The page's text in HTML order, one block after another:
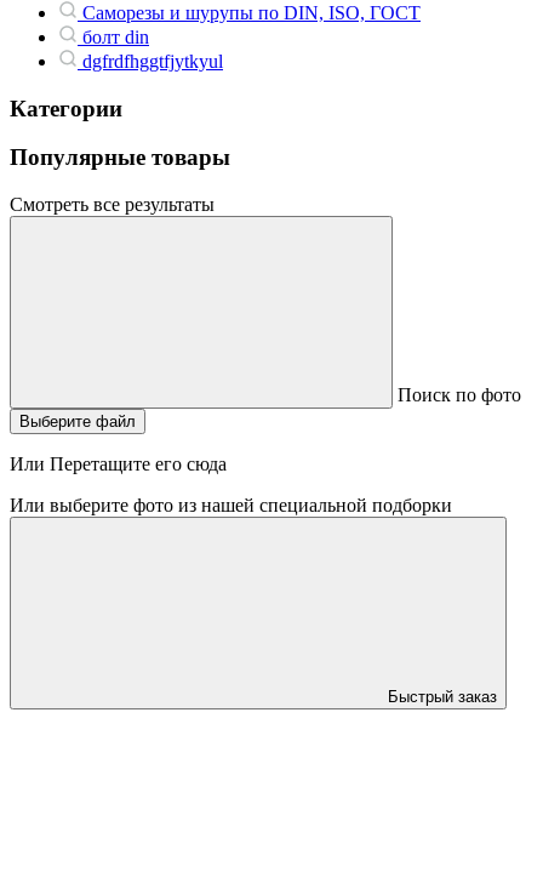
Саморезы и шурупы по DIN, ISO, ГОСТ
болт din
dgfrdfhggtfjytkyul
Категории
Популярные товары
Смотреть все результаты
Поиск по фото
Выберите файл
Или Перетащите его сюда
Или выберите фото из нашей специальной подборки
Быстрый заказ